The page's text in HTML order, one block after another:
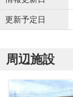
更新予定日
周辺施設